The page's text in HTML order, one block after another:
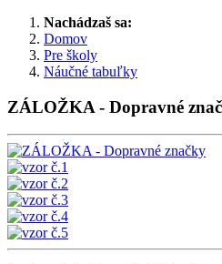
Nachádzaš sa:
Domov
Pre školy
Náučné tabuľky
ZÁLOŽKA - Dopravné